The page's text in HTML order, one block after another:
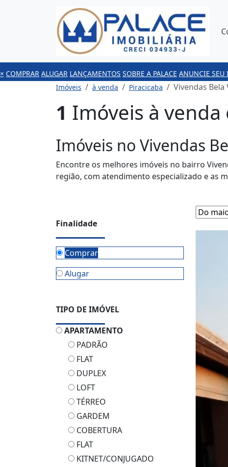
× COMPRAR ALUGAR LANÇAMENTOS SOBRE A PALACE ANUNCIE SEU
Imóveis
à venda Piracicaba Vivendas Bela
1 Imóveis à venda
Imóveis no Vivendas
Encontre os melhores imóveis no bairro
região, com atendimento especializado e as
Finalidade
Comprar
Alugar
TIPO DE IMÓVEL
APARTAMENTO
PADRÃO
FLAT
DUPLEX
LOFT
TÉRREO
GARDEM
COBERTURA
FLAT
KITNET/CONJUGADO